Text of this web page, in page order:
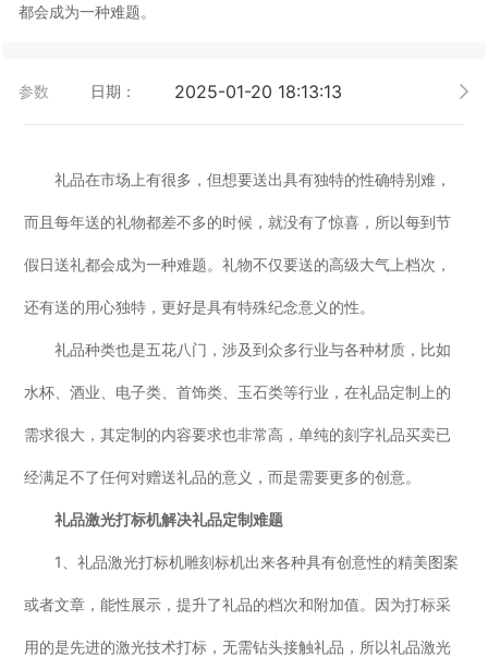
低压电气行业
都会成为一种难题。
参数 日期： 2025-01-20 18:13:13
礼品在市场上有很多，但想要送出具有独特的性确特别难，
而且每年送的礼物都差不多的时候，就没有了惊喜，所以每到节
假日送礼都会成为一种难题。礼物不仅要送的高级大气上档次，
还有送的用心独特，更好是具有特殊纪念意义的性。
礼品种类也是五花八门，涉及到众多行业与各种材质，比如
水杯、酒业、电子类、首饰类、玉石类等行业，在礼品定制上的
需求很大，其定制的内容要求也非常高，单纯的刻字礼品买卖已
经满足不了任何对赠送礼品的意义，而是需要更多的创意。
礼品激光打标机解决礼品定制难题
1、礼品激光打标机雕刻标机出来各种具有创意性的精美图案
或者文章，能性展示，提升了礼品的档次和附加值。因为打标采
用的是先进的激光技术打标，无需钻头接触礼品，所以礼品激光